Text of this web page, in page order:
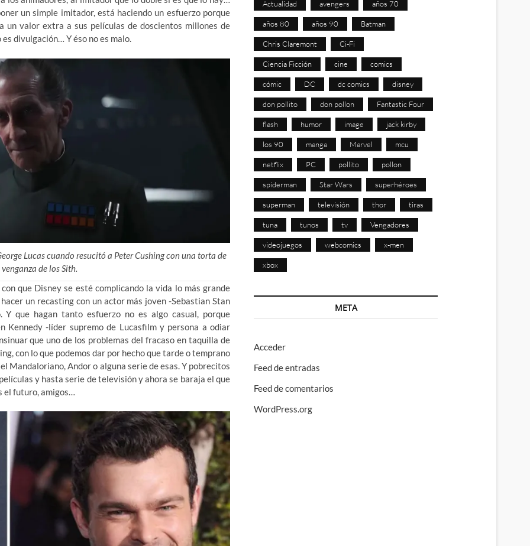
un simple imitador, está haciendo un esfuerzo porque
un valor extra a sus películas de doscientos millones de
divulgación… Y éso no es malo.
Lucas cuando resucitó a Peter Cushing con una torta de
de los Sith.
que Disney se esté complicando la vida lo más grande
un recasting con un actor más joven -Sebastian Stan
que hagan tanto esfuerzo no es algo casual, porque
Kennedy -líder supremo de Lucasfilm y persona a odiar
que uno de los problemas del fracaso en taquilla de
con lo que podemos dar por hecho que tarde o temprano
Mandaloriano, Andor o alguna serie de esas. Y pobrecitos
y hasta serie de televisión y ahora se baraja el que
futuro, amigos…
Actualidad avengers años 70
años 80 años 90 Batman
Chris Claremont Ci-Fi
Ciencia Ficción cine comics
cómic DC dc comics disney
don pollito don pollon Fantastic Four
flash humor image jack kirby
los 90 manga Marvel mcu
netflix PC pollito pollon
spiderman Star Wars superhéroes
superman televisión thor tiras
tuna tunos tv Vengadores
videojuegos webcomics x-men
xbox
META
Acceder
Feed de entradas
Feed de comentarios
WordPress.org